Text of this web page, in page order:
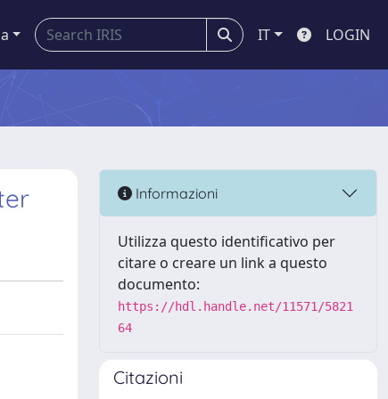
IT LOGIN
Informazioni
Utilizza questo identificativo per
citare o creare un link a questo
documento:
https://hdl.handle.net/11571/5821
64
Citazioni